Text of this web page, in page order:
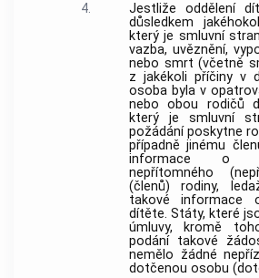
4.
Jestliže oddělení
důsledkem
který je smluvní
vazba, uvěznění,
nebo smrt (včetně
z jakékoli příčiny v
osoba byla v
nebo obou rodičů
který je smluvní
požádání poskytne
případně jinému
informace o
nepřítomného
(členů) rodiny,
takové informace
dítěte. Státy, které
úmluvy, kromě
podání takové
nemělo žádné
dotčenou osobu